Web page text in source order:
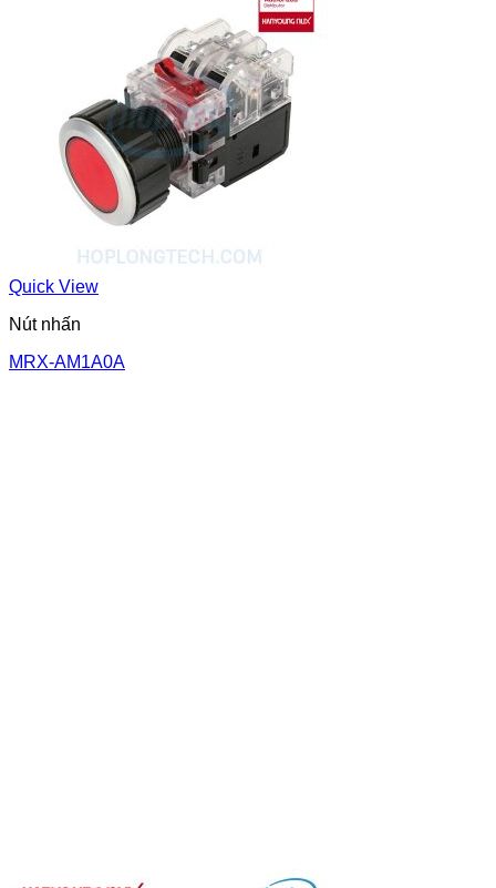
Quick View
Nút nhấn
MRX-AM1A0A